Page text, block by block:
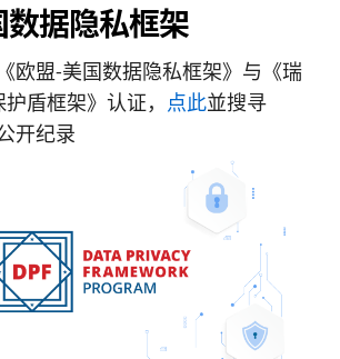
据隐私框架
欧盟-美国数据隐私框架》与《瑞
盾框架》认证， 点此並搜寻
开纪录